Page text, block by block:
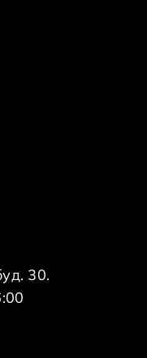
30.